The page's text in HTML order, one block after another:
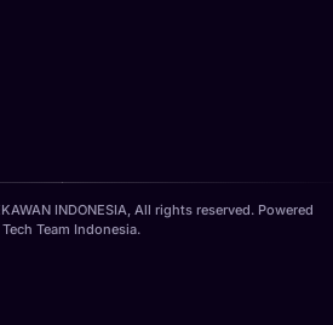
INDONESIA, All rights reserved. Powered
Tech Team Indonesia.